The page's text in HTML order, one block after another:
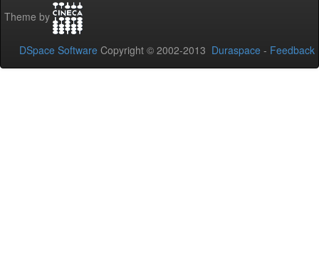
Theme by
DSpace Software Copyright © 2002-2013 Duraspace - Feedback